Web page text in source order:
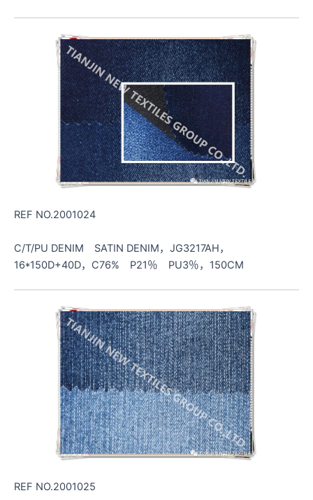
REF NO.2001024
C/T/PU DENIM SATIN DENIM，JG3217AH，
16*150D+40D，C76% P21％ PU3％，150CM
REF NO.2001025